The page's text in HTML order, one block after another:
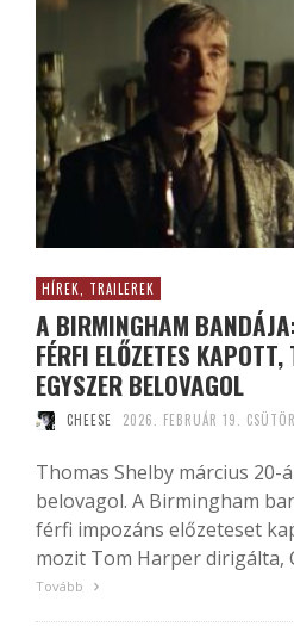
HÍREK, TRAILEREK
A BIRMINGHAM
FÉRFI ELŐZETES
EGYSZER BELOVAGOL
CHEESE 2026. FEBRUÁR 19.
Thomas Shelby március 20-
belovagol. A Birmingham
férfi impozáns előzeteset
mozit Tom Harper dirigálta,
Tovább